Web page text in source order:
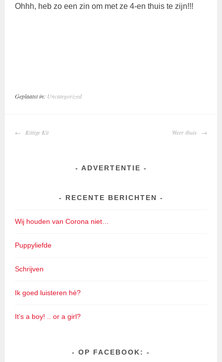
Ohhh, heb zo een zin om met ze 4-en thuis te zijn!!!
Geplaatst in: Uncategorized
BERICHTNAVIGATIE
Kittige Kit Weer thuis
ADVERTENTIE
RECENTE BERICHTEN
Wij houden van Corona niet…
Puppyliefde
Schrijven
Ik goed luisteren hè?
It’s a boy! .. or a girl?
OP FACEBOOK: